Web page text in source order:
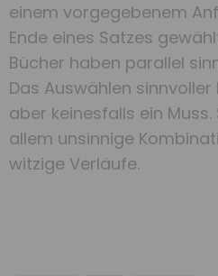
einem vorgegebenem
Ende eines Satzes
Bücher haben parallel
Das Auswählen
aber keinesfalls ein
allem unsinnige
witzige Verläufe.